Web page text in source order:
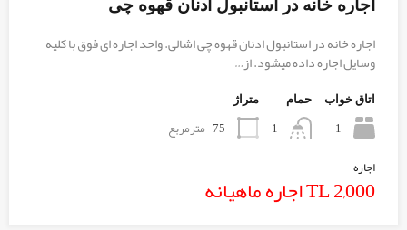
اجاره خانه در استانبول ادنان قهوه چی
اجاره خانه در استانبول ادنان قهوه چی اشالی. واحد اجاره ای فوق با کلیه
وسایل اجاره داده میشود. از…
اتاق خواب
1
حمام
1
متراژ
75 مترمربع
اجاره
TL 2,000 اجاره ماهیانه